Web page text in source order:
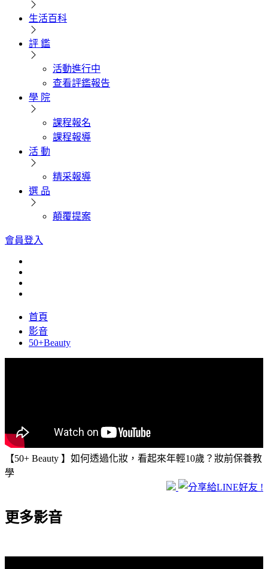
生活百科
評 鑑
活動進行中
查看評鑑報告
學 院
課程報名
課程報導
活 動
精采報導
選 品
顛覆提案
會員登入
首頁
影音
50+Beauty
【50+ Beauty 】如何透過化妝，看起來年輕10歲？妝前保養教
學
更多影音